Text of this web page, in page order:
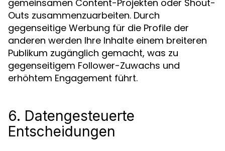
gemeinsamen Content-Projekten oder Shout-
Outs zusammenzuarbeiten. Durch
gegenseitige Werbung für die Profile der
anderen werden Ihre Inhalte einem breiteren
Publikum zugänglich gemacht, was zu
gegenseitigem Follower-Zuwachs und
erhöhtem Engagement führt.
6. Datengesteuerte
Entscheidungen